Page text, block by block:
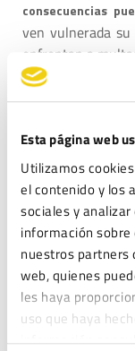
Esta página web
Utilizamos
el contenido y los
sociales y
información sobre
nuestros partners
web, quienes
les haya
uso que haya
información
consecuencias
ven vulnerada
enfrentan a
👉 Si tienes
cosas bien, ponte
ayudamos a
competitiva.